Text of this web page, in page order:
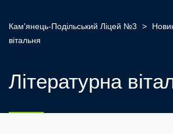
Кам'янець-Подільський Ліцей №3 >
вітальня
Літературна